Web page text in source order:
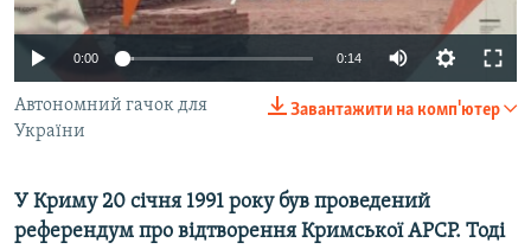
ВІДЕОУРОКИ «ELIFBE»
СВІДЧЕННЯ ОКУПАЦІЇ
УКРАЇНСЬКА ПРОБЛЕМА КРИМУ
Русский
Qırımtatar
0:00 0:14
Завантажити на комп'ютер
Автономний гачок для
України
У Криму 20 січня 1991 року був проведений
референдум про відтворення Кримської АРСР. Тоді